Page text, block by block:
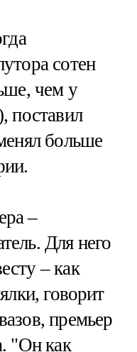
сотен
чем у
поставил
больше
–
Для него
– как
говорит
премьер
"Он как